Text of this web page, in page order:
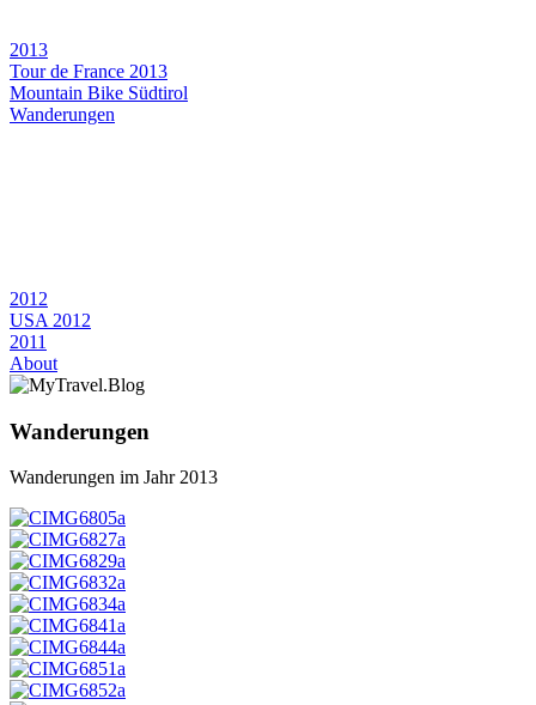
2013
Tour de France 2013
Mountain Bike Südtirol
Wanderungen
2012
USA 2012
2011
About
Wanderungen
Wanderungen im Jahr 2013